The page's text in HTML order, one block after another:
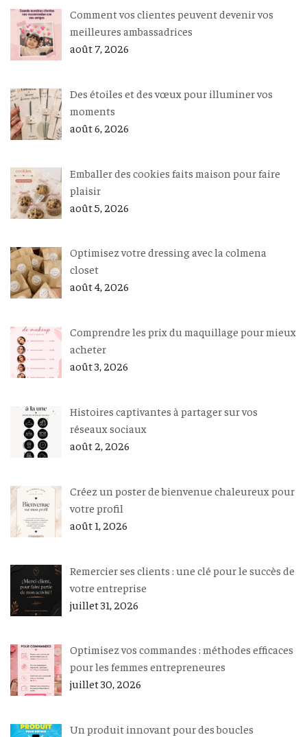
Comment vos clientes peuvent devenir vos
meilleures ambassadrices
août 7, 2026
Des étoiles et des vœux pour illuminer vos
moments
août 6, 2026
Emballer des cookies faits maison pour faire
plaisir
août 5, 2026
Optimisez votre dressing avec la colmena
closet
août 4, 2026
Comprendre les prix du maquillage pour mieux
acheter
août 3, 2026
Histoires captivantes à partager sur vos
réseaux sociaux
août 2, 2026
Créez un poster de bienvenue chaleureux pour
votre profil
août 1, 2026
Remercier ses clients : une clé pour le succès de
votre entreprise
juillet 31, 2026
Optimisez vos commandes : méthodes efficaces
pour les femmes entrepreneures
juillet 30, 2026
Un produit innovant pour des boucles